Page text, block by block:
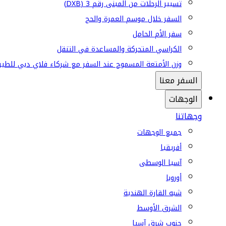
تسيير الرحلات من المبنى رقم 3 (DXB)
السفر خلال موسم العمرة والحج
سفر الأم الحامل
الكراسي المتحركة والمساعدة في التنقل
وزن الأمتعة المسموح عند السفر مع شركاء فلاي دبي
السفر معنا
الوجهات
وجهاتنا
جميع الوجهات
أفريقيا
آسيا الوسطى
أوروبا
شبه القارة الهندية
الشرق الأوسط
جنوب شرق آسيا